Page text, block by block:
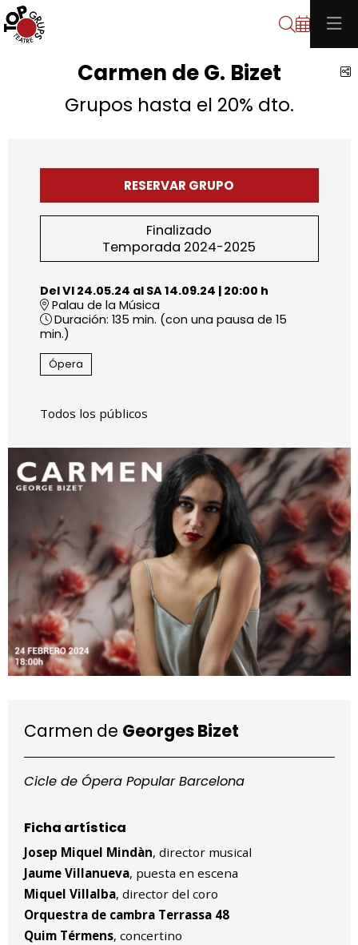
Buscar
Carmen de G. Bizet
Grupos hasta el 20% dto.
RESERVAR GRUPO
Finalizado
Temporada 2024-2025
Del VI 24.05.24 al SA 14.09.24 | 20:00 h
Palau de la Música
Duración: 135 min. (con una pausa de 15
min.)
Ópera
Todos los públicos
Carmen de Georges Bizet
Cicle de Ópera Popular Barcelona
Ficha artística
Josep Miquel Mindàn, director musical
Jaume Villanueva, puesta en escena
Miquel Villalba, director del coro
Orquestra de cambra Terrassa 48
Quim Térmens, concertino